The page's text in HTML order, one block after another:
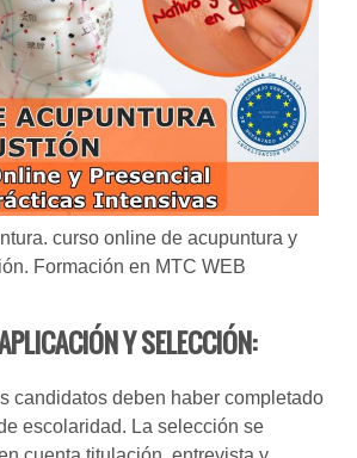
curso online de acupuntura y
Formación en MTC WEB
Y SELECCIÓN:
candidatos deben haber completado
escolaridad. La selección se